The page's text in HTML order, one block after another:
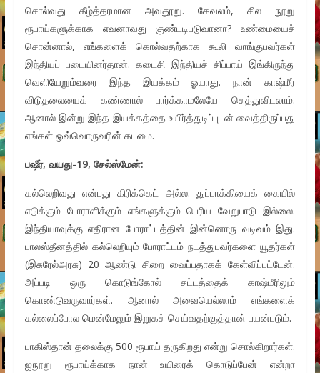
சொல்வது கீழ்த்தரமான அவதூறு. கேவலம், சில நூறு
ரூபாய்களுக்காக எவனாவது குண்டடிபடுவானா? உண்மையைச்
சொன்னால், எங்களைக் கொல்வதற்காக கூலி வாங்குபவர்கள்
இந்தியப் படையினர்தான். கடைசி இந்தியச் சிப்பாய் இங்கிருந்து
வெளியேறும்வரை இந்த இயக்கம் ஓயாது. நான் காஷ்மீர்
விடுதலையைக் கண்ணால் பார்க்காமலேயே செத்துவிடலாம்.
ஆனால் இன்று இந்த இயக்கத்தை உயிர்த்துடிப்புடன் வைத்திருப்பது
எங்கள் ஒவ்வொருவரின் கடமை.
பஷீர், வயது-19, சேல்ஸ்மேன்:
கல்லெறிவது என்பது கிரிக்கெட் அல்ல. துப்பாக்கியைக் கையில்
எடுக்கும் போராளிக்கும் எங்களுக்கும் பெரிய வேறுபாடு இல்லை.
இந்தியாவுக்கு எதிரான போராட்டத்தின் இன்னொரு வடிவம் இது.
பாலஸ்தீனத்தில் கல்லெறியும் போராட்டம் நடத்துபவர்களை யூதர்கள்
(இசுரேல்அரசு) 20 ஆண்டு சிறை வைப்பதாகக் கேள்விப்பட்டேன்.
அப்படி ஒரு கொடுங்கோல் சட்டத்தைக் காஷ்மீரிலும்
கொண்டுவருவார்கள். ஆனால் அவையெல்லாம் எங்களைக்
கல்லைப்போல மென்மேலும் இறுகச் செய்வதற்குத்தான் பயன்படும்.
பாகிஸ்தான் தலைக்கு 500 ரூபாய் தருகிறது என்று சொல்கிறார்கள்.
ஐநூறு ரூபாய்க்காக நான் உயிரைக் கொடுப்பேன் என்றா